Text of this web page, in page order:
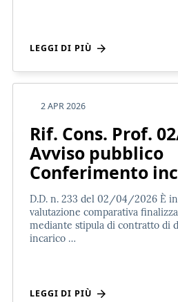
LEGGI DI PIÙ
2 APR 2026
Rif. Cons. Prof.
Avviso pubblico
Conferimento
D.D. n. 233 del 02/04/2026 È
valutazione comparativa
mediante stipula di contratto di
incarico …
LEGGI DI PIÙ